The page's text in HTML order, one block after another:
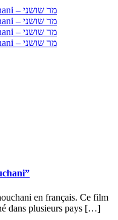
en français. Ce film
dans plusieurs pays […]